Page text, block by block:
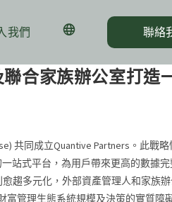
聯絡
我們
合家族辦公室打造
共同成立Quantive Partners。此
站式平台，為用戶帶來更高的數據
趨多元化，外部資產管理人和家族
管理生態系統規模及決策的實質